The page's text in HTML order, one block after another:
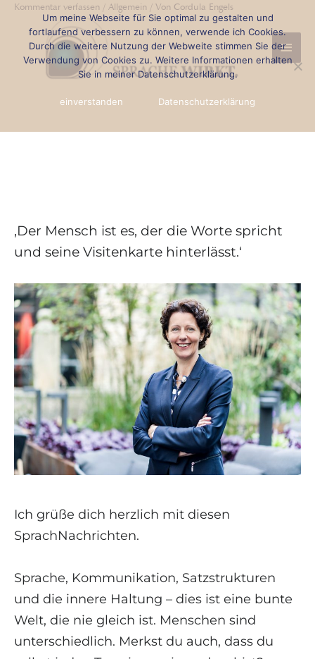
Zum
springen
Kommentar verfassen / Allgemein / Von Cordula Engels
‚Der Mensch ist es, der die Worte spricht
und seine Visitenkarte hinterlässt.‘
Ich grüße dich herzlich mit diesen
SprachNachrichten.
Sprache, Kommunikation, Satzstrukturen
und die innere Haltung – dies ist eine bunte
Welt, die nie gleich ist. Menschen sind
unterschiedlich. Merkst du auch, dass du
Beitragsnavigation
Um meine Webseite für Sie optimal zu gestalten und
fortlaufend verbessern zu können, verwende ich Cookies.
Durch die weitere Nutzung der Webweite stimmen Sie der
Verwendung von Cookies zu. Weitere Informationen erhalten
Sie in meiner Datenschutzerklärung.
einverstanden Datenschutzerklärung